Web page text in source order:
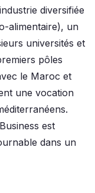
diversifiée
alimentaire), un
universités et
pôles
le Maroc et
une vocation
est
dans un